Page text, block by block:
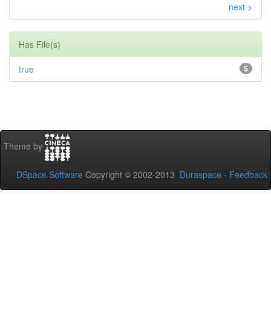
next >
Has File(s)
5
true
Theme by
DSpace Software Copyright © 2002-2013 Duraspace - Feedback